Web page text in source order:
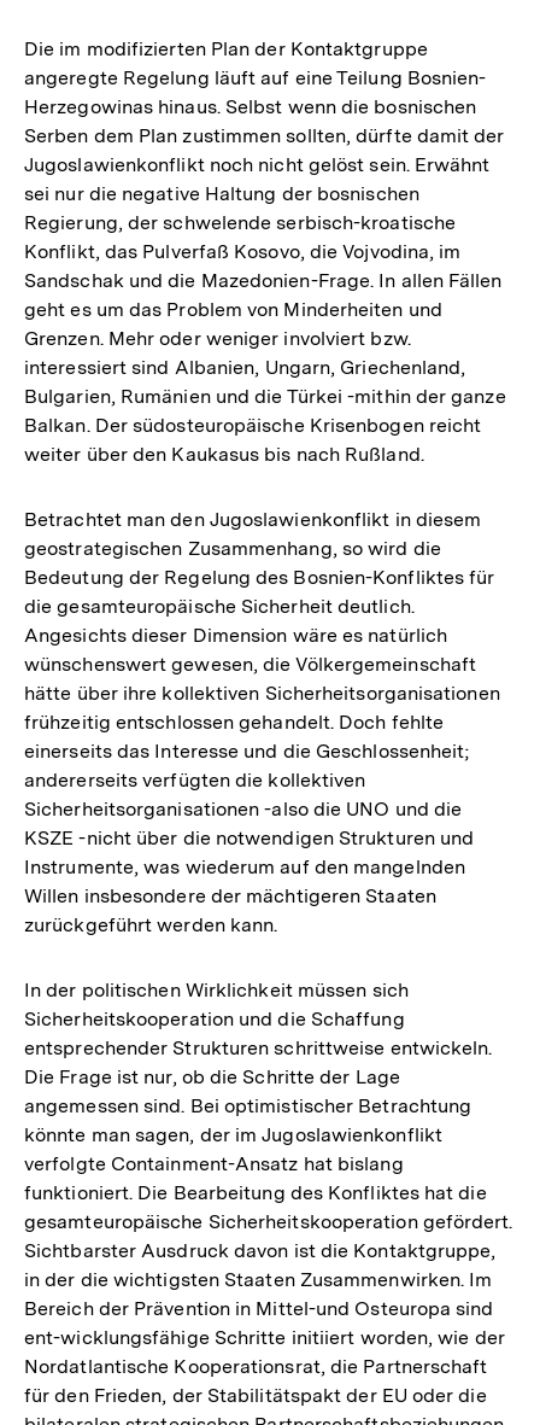
Die im modifizierten Plan der Kontaktgruppe
angeregte Regelung läuft auf eine Teilung Bosnien-
Herzegowinas hinaus. Selbst wenn die bosnischen
Serben dem Plan zustimmen sollten, dürfte damit der
Jugoslawienkonflikt noch nicht gelöst sein. Erwähnt
sei nur die negative Haltung der bosnischen
Regierung, der schwelende serbisch-kroatische
Konflikt, das Pulverfaß Kosovo, die Vojvodina, im
Sandschak und die Mazedonien-Frage. In allen Fällen
geht es um das Problem von Minderheiten und
Grenzen. Mehr oder weniger involviert bzw.
interessiert sind Albanien, Ungarn, Griechenland,
Bulgarien, Rumänien und die Türkei -mithin der ganze
Balkan. Der südosteuropäische Krisenbogen reicht
weiter über den Kaukasus bis nach Rußland.
Betrachtet man den Jugoslawienkonflikt in diesem
geostrategischen Zusammenhang, so wird die
Bedeutung der Regelung des Bosnien-Konfliktes für
die gesamteuropäische Sicherheit deutlich.
Angesichts dieser Dimension wäre es natürlich
wünschenswert gewesen, die Völkergemeinschaft
hätte über ihre kollektiven Sicherheitsorganisationen
frühzeitig entschlossen gehandelt. Doch fehlte
einerseits das Interesse und die Geschlossenheit;
andererseits verfügten die kollektiven
Sicherheitsorganisationen -also die UNO und die
KSZE -nicht über die notwendigen Strukturen und
Instrumente, was wiederum auf den mangelnden
Willen insbesondere der mächtigeren Staaten
zurückgeführt werden kann.
In der politischen Wirklichkeit müssen sich
Sicherheitskooperation und die Schaffung
entsprechender Strukturen schrittweise entwickeln.
Die Frage ist nur, ob die Schritte der Lage
angemessen sind. Bei optimistischer Betrachtung
könnte man sagen, der im Jugoslawienkonflikt
verfolgte Containment-Ansatz hat bislang
funktioniert. Die Bearbeitung des Konfliktes hat die
gesamteuropäische Sicherheitskooperation gefördert.
Sichtbarster Ausdruck davon ist die Kontaktgruppe,
in der die wichtigsten Staaten Zusammenwirken. Im
Bereich der Prävention in Mittel-und Osteuropa sind
ent-wicklungsfähige Schritte initiiert worden, wie der
Nordatlantische Kooperationsrat, die Partnerschaft
für den Frieden, der Stabilitätspakt der EU oder dieZum